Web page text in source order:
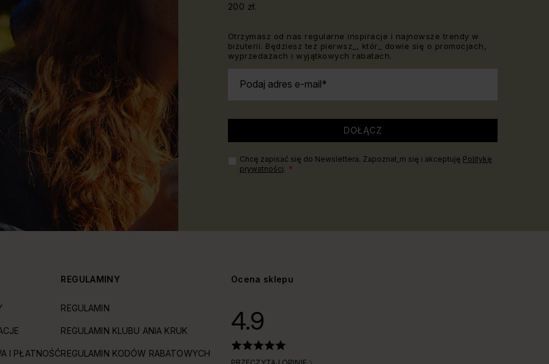
200 zł.
Otrzymasz od nas regularne inspiracje i najnowsze trendy w
biżuterii. Będziesz też pierwsz_, któr_ dowie się o promocjach,
wyprzedażach i wyjątkowych rabatach.
Podaj adres e-mail
DOŁĄCZ
Chcę zapisać się do Newslettera. Zapoznał_m się i akceptuję Politykę
prywatności.
I PŁATNOŚĆ
REGULAMINY
REGULAMIN
REGULAMIN KLUBU ANIA KRUK
REGULAMIN KODÓW RABATOWYCH
Ocena sklepu
4.9